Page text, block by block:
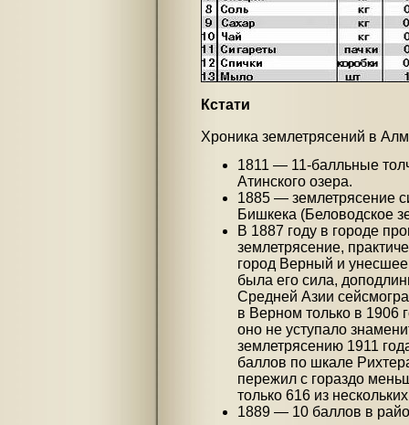
Кстати
Хроника землетрясений в
1811 — 11-балльные
Атинского озера.
1885 — землетрясение
Бишкека (Беловодское
В 1887 году в городе
землетрясение,
город Верный и
была его сила,
Средней Азии
в Верном только в 1906
оно не уступало
землетрясению 1911
баллов по шкале
пережил с гораздо
только 616 из
1889 — 10 баллов в